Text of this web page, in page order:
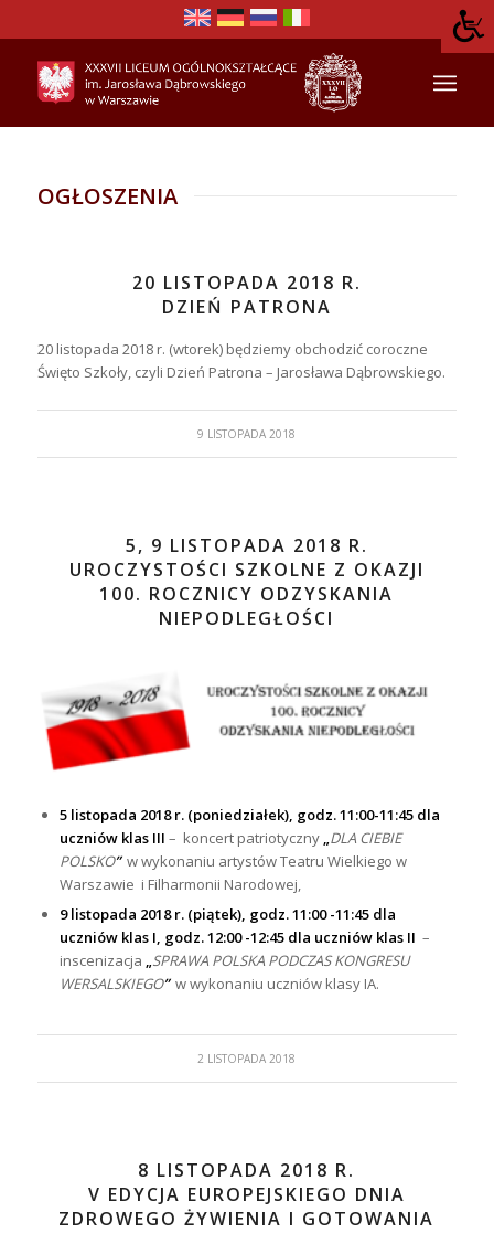
OGŁOSZENIA
20 LISTOPADA 2018 R.
DZIEŃ PATRONA
20 listopada 2018 r. (wtorek) będziemy obchodzić coroczne
Święto Szkoły, czyli Dzień Patrona – Jarosława Dąbrowskiego.
9 LISTOPADA 2018
5, 9 LISTOPADA 2018 R.
UROCZYSTOŚCI SZKOLNE Z OKAZJI
100. ROCZNICY ODZYSKANIA
NIEPODLEGŁOŚCI
5 listopada 2018 r. (poniedziałek), godz. 11:00-11:45 dla
uczniów klas III – koncert patriotyczny „DLA CIEBIE
POLSKO” w wykonaniu artystów Teatru Wielkiego w
Warszawie i Filharmonii Narodowej,
9 listopada 2018 r. (piątek), godz. 11:00 -11:45 dla
uczniów klas I, godz. 12:00 -12:45 dla uczniów klas II –
inscenizacja „SPRAWA POLSKA PODCZAS KONGRESU
WERSALSKIEGO” w wykonaniu uczniów klasy IA.
2 LISTOPADA 2018
8 LISTOPADA 2018 R.
V EDYCJA EUROPEJSKIEGO DNIA
ZDROWEGO ŻYWIENIA I GOTOWANIA